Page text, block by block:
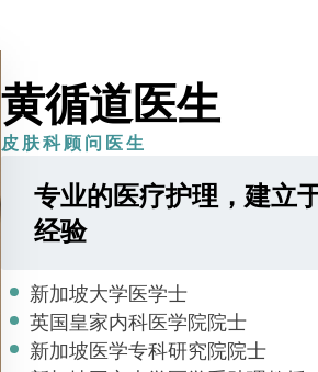
黄循道医生
皮肤科顾问医生
专业的医疗护理，建立
经验
新加坡大学医学士
英国皇家内科医学院院士
新加坡医学专科研究院院士